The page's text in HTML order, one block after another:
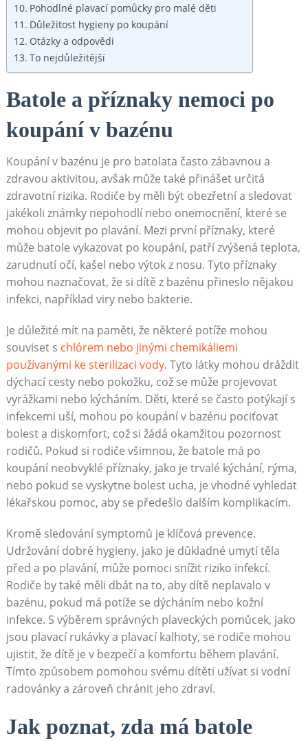
Pohodlné plavací pomůcky pro malé děti
Důležitost hygieny po koupání
Otázky a odpovědi
To nejdůležitější
Batole a příznaky nemoci po
koupání v bazénu
Koupání v bazénu je pro batolata často zábavnou a
zdravou aktivitou, avšak může také přinášet určitá
zdravotní rizika. Rodiče by měli být obezřetní a sledovat
jakékoli známky nepohodlí nebo onemocnění, které se
mohou objevit po plavání. Mezi první příznaky, které
může batole vykazovat po koupání, patří zvýšená teplota,
zarudnutí očí, kašel nebo výtok z nosu. Tyto příznaky
mohou naznačovat, že si dítě z bazénu přineslo nějakou
infekci, například viry nebo bakterie.
Je důležité mít na paměti, že některé potíže mohou
souviset s chlórem nebo jinými chemikáliemi
používanými ke sterilizaci vody. Tyto látky mohou dráždit
dýchací cesty nebo pokožku, což se může projevovat
vyrážkami nebo kýcháním. Děti, které se často potýkají s
infekcemi uší, mohou po koupání v bazénu pociťovat
bolest a diskomfort, což si žádá okamžitou pozornost
rodičů. Pokud si rodiče všimnou, že batole má po
koupání neobvyklé příznaky, jako je trvalé kýchání, rýma,
nebo pokud se vyskytne bolest ucha, je vhodné vyhledat
lékařskou pomoc, aby se předešlo dalším komplikacím.
Kromě sledování symptomů je klíčová prevence.
Udržování dobré hygieny, jako je důkladné umytí těla
před a po plavání, může pomoci snížit riziko infekcí.
Rodiče by také měli dbát na to, aby dítě neplavalo v
bazénu, pokud má potíže se dýcháním nebo kožní
infekce. S výběrem správných plaveckých pomůcek, jako
jsou plavací rukávky a plavací kalhoty, se rodiče mohou
ujistit, že dítě je v bezpečí a komfortu během plavání.
Tímto způsobem pomohou svému dítěti užívat si vodní
radovánky a zároveň chránit jeho zdraví.
Jak poznat, zda má batole